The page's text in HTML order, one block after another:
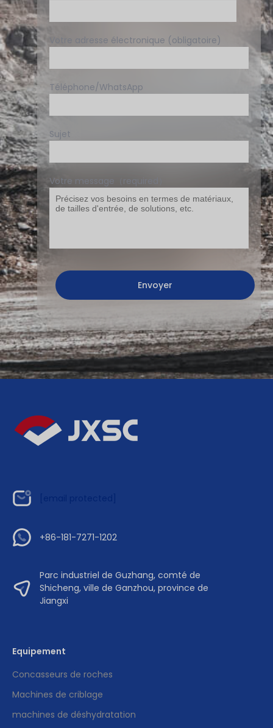
Votre adresse électronique (obligatoire)
Téléphone/WhatsApp
Sujet
Votre message（required）
+86-181-7271-1202
Parc industriel de Guzhang, comté de
Shicheng, ville de Ganzhou, province de
Jiangxi
Equipement
Concasseurs de roches
Machines de criblage
machines de déshydratation